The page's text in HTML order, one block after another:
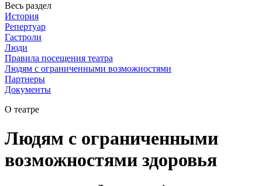
Весь раздел
История
Репертуар
Гастроли
Люди
Правила посещения театра
Людям с ограниченными возможностями
Партнеры
Документы
О театре
Людям с ограниченными
возможностями здоровья